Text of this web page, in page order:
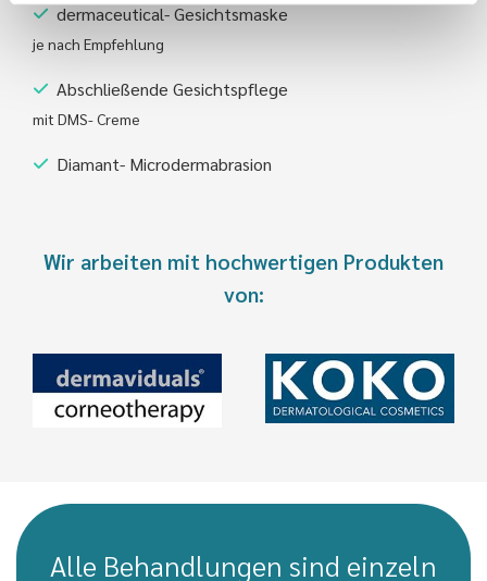
dermaceutical- Gesichtsmaske
je nach Empfehlung
Abschließende Gesichtspflege
mit DMS- Creme
Diamant- Microdermabrasion
Wir arbeiten mit hochwertigen Produkten
von:
Alle Behandlungen sind einzeln